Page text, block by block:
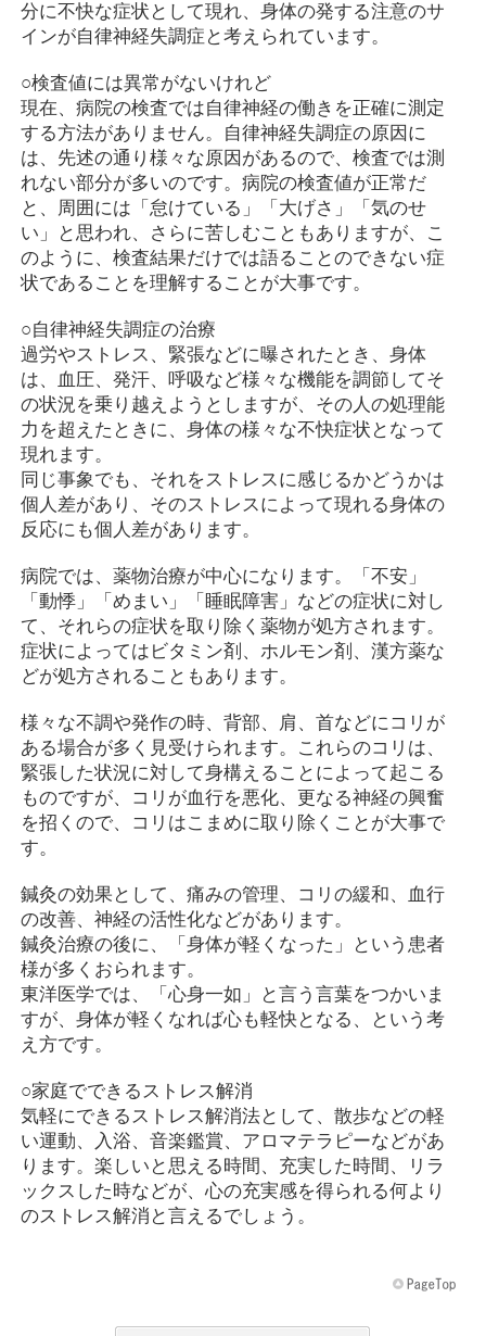
分に不快な症状として現れ、身体の発する注意のサ
インが自律神経失調症と考えられています。
○検査値には異常がないけれど
現在、病院の検査では自律神経の働きを正確に測定
する方法がありません。自律神経失調症の原因に
は、先述の通り様々な原因があるので、検査では測
れない部分が多いのです。病院の検査値が正常だ
と、周囲には「怠けている」「大げさ」「気のせ
い」と思われ、さらに苦しむこともありますが、こ
のように、検査結果だけでは語ることのできない症
状であることを理解することが大事です。
○自律神経失調症の治療
過労やストレス、緊張などに曝されたとき、身体
は、血圧、発汗、呼吸など様々な機能を調節してそ
の状況を乗り越えようとしますが、その人の処理能
力を超えたときに、身体の様々な不快症状となって
現れます。
同じ事象でも、それをストレスに感じるかどうかは
個人差があり、そのストレスによって現れる身体の
反応にも個人差があります。
病院では、薬物治療が中心になります。「不安」
「動悸」「めまい」「睡眠障害」などの症状に対し
て、それらの症状を取り除く薬物が処方されます。
症状によってはビタミン剤、ホルモン剤、漢方薬な
どが処方されることもあります。
様々な不調や発作の時、背部、肩、首などにコリが
ある場合が多く見受けられます。これらのコリは、
緊張した状況に対して身構えることによって起こる
ものですが、コリが血行を悪化、更なる神経の興奮
を招くので、コリはこまめに取り除くことが大事で
す。
鍼灸の効果として、痛みの管理、コリの緩和、血行
の改善、神経の活性化などがあります。
鍼灸治療の後に、「身体が軽くなった」という患者
様が多くおられます。
東洋医学では、「心身一如」と言う言葉をつかいま
すが、身体が軽くなれば心も軽快となる、という考
え方です。
○家庭でできるストレス解消
気軽にできるストレス解消法として、散歩などの軽
い運動、入浴、音楽鑑賞、アロマテラピーなどがあ
ります。楽しいと思える時間、充実した時間、リラ
ックスした時などが、心の充実感を得られる何より
のストレス解消と言えるでしょう。